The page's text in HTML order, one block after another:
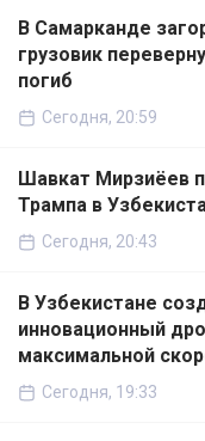
В Самарканде
грузовик
погиб
Сегодня, 20:59
Шавкат Мирзиёев
Трампа в
Сегодня, 20:43
В Узбекистане
инновационный
максимальной
Сегодня, 19:33